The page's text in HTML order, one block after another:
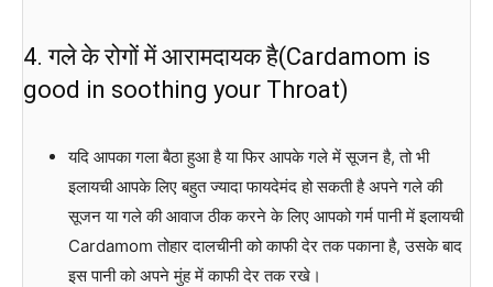
4. गले के रोगों में आरामदायक है(Cardamom is
good in soothing your Throat)
यदि आपका गला बैठा हुआ है या फिर आपके गले में सूजन है, तो भी
इलायची आपके लिए बहुत ज्यादा फायदेमंद हो सकती है अपने गले की
सूजन या गले की आवाज ठीक करने के लिए आपको गर्म पानी में इलायची
Cardamom तोहार दालचीनी को काफी देर तक पकाना है, उसके बाद
इस पानी को अपने मुंह में काफी देर तक रखे।